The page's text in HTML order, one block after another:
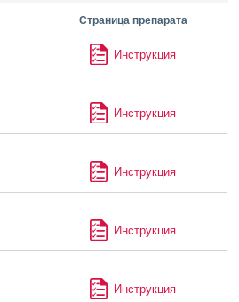
Страница препарата
Инструкция
Инструкция
Инструкция
Инструкция
Инструкция